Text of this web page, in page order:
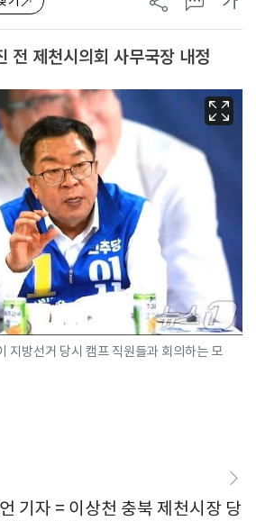
전 제천시의회 사무국장 내정
지방선거 당시 캠프 직원들과 회의하는 모
기자 = 이상천 충북 제천시장 당